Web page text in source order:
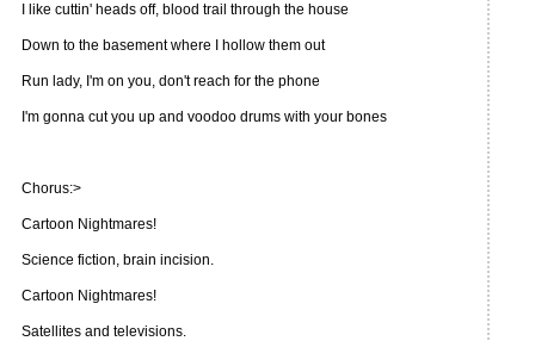
I like cuttin' heads off, blood trail through the house
Down to the basement where I hollow them out
Run lady, I'm on you, don't reach for the phone
I'm gonna cut you up and voodoo drums with your bones
Chorus:>
Cartoon Nightmares!
Science fiction, brain incision.
Cartoon Nightmares!
Satellites and televisions.